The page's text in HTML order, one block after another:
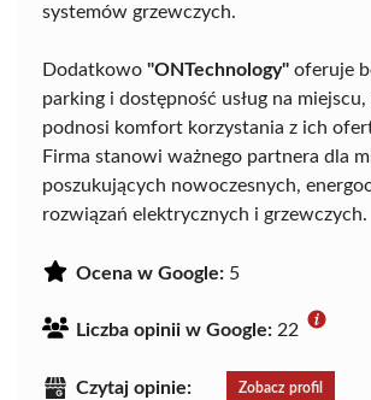
systemów grzewczych.
Dodatkowo "ONTechnology" oferuje
parking i dostępność usług na
podnosi komfort korzystania z ich
Firma stanowi ważnego partnera dla
poszukujących nowoczesnych,
rozwiązań elektrycznych i grzewczych.
Ocena w Google: 5
Liczba opinii w Google: 22
Czytaj opinie: Zobacz profil